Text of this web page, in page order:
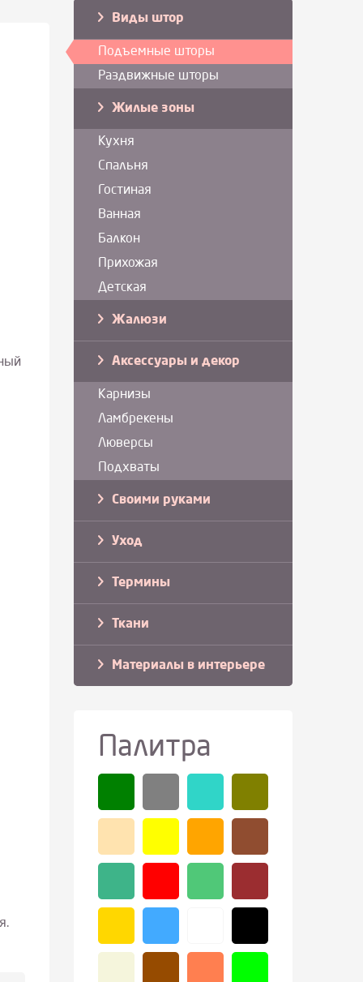
Виды штор
Подъемные шторы
Раздвижные шторы
Жилые зоны
Кухня
Спальня
Гостиная
Ванная
Балкон
Прихожая
Детская
Жалюзи
Аксессуары и декор
Карнизы
Ламбрекены
Люверсы
Подхваты
Своими руками
Уход
Термины
Ткани
Материалы в интерьере
Палитра